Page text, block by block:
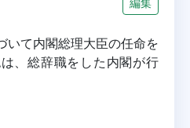
いて内閣総理大臣の任命を
、総辞職をした内閣が行